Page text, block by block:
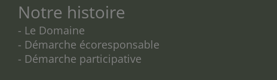
Notre histoire
- Le Domaine
- Démarche écoresponsable
- Démarche participative